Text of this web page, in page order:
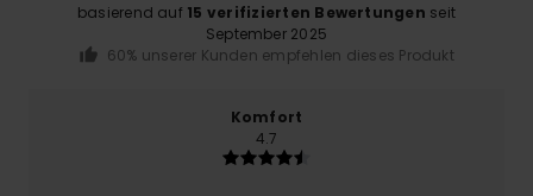
basierend auf 15 verifizierten Bewertungen seit
September 2025
60% unserer Kunden empfehlen dieses Produkt
Komfort
4.7